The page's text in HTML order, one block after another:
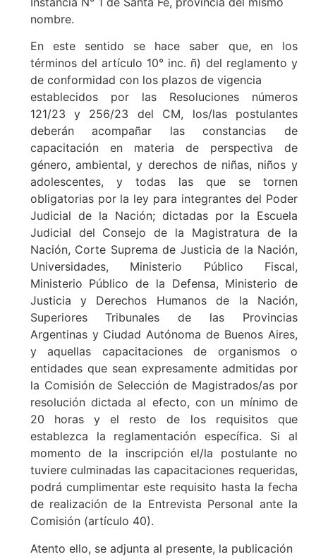
nombre.
En este sentido se hace saber que, en los
términos del artículo 10° inc. ñ) del reglamento y
de conformidad con los plazos de vigencia
establecidos por las Resoluciones números
121/23 y 256/23 del CM, los/las postulantes
deberán acompañar las constancias de
capacitación en materia de perspectiva de
género, ambiental, y derechos de niñas, niños y
adolescentes, y todas las que se tornen
obligatorias por la ley para integrantes del Poder
Judicial de la Nación; dictadas por la Escuela
Judicial del Consejo de la Magistratura de la
Nación, Corte Suprema de Justicia de la Nación,
Universidades, Ministerio Público Fiscal,
Ministerio Público de la Defensa, Ministerio de
Justicia y Derechos Humanos de la Nación,
Superiores Tribunales de las Provincias
Argentinas y Ciudad Autónoma de Buenos Aires,
y aquellas capacitaciones de organismos o
entidades que sean expresamente admitidas por
la Comisión de Selección de Magistrados/as por
resolución dictada al efecto, con un mínimo de
20 horas y el resto de los requisitos que
establezca la reglamentación específica. Si al
momento de la inscripción el/la postulante no
tuviere culminadas las capacitaciones requeridas,
podrá cumplimentar este requisito hasta la fecha
de realización de la Entrevista Personal ante la
Comisión (artículo 40).
Atento ello, se adjunta al presente, la publicación